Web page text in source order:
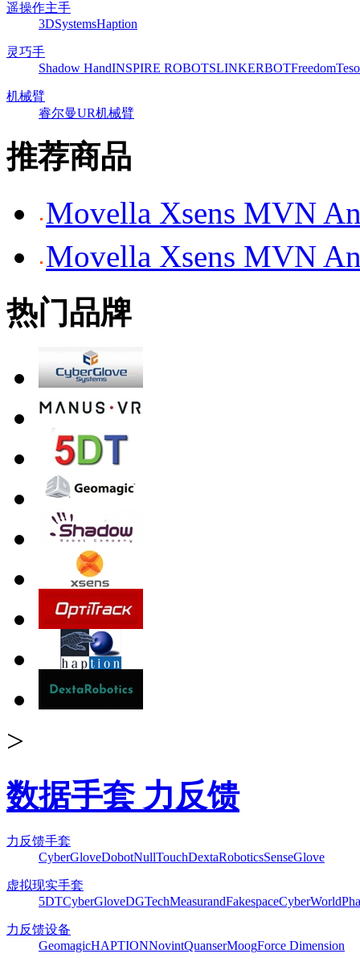
遥操作主手
3DSystemsHaption
灵巧手
Shadow HandINSPIRE ROBOTSLINKERBOTFreedom
机械臂
睿尔曼UR机械臂
推荐商品
Movella Xsens MVN
Movella Xsens MVN
热门品牌
>
数据手套 力反馈
力反馈手套
CyberGloveDobotNullTouchDextaRoboticsSenseGlove
虚拟现实手套
5DTCyberGloveDGTechMeasurandFakespaceCyberWorld
力反馈设备
GeomagicHAPTIONNovintQuanserMoogForce Dimension